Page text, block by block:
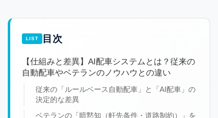
目次
【仕組みと差異】AI配車システムとは？従来の
自動配車やベテランのノウハウとの違い
従来の「ルールベース自動配車」と「AI配車」の
決定的な差異
ベテランの「暗黙知（軒先条件・道路制約）」を